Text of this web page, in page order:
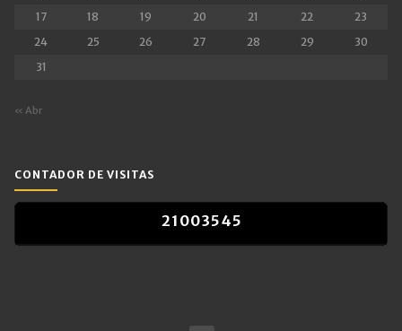
17
18 19 20 21 22
23
24
25 26 27 28 29
30
31
« Abr
CONTADOR DE VISITAS
21 003545